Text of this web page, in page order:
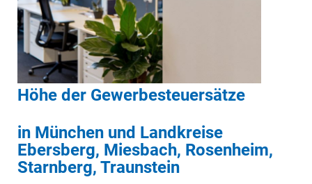
Höhe der Gewerbesteuersätze
in München und Landkreise
Ebersberg, Miesbach, Rosenheim,
Starnberg, Traunstein